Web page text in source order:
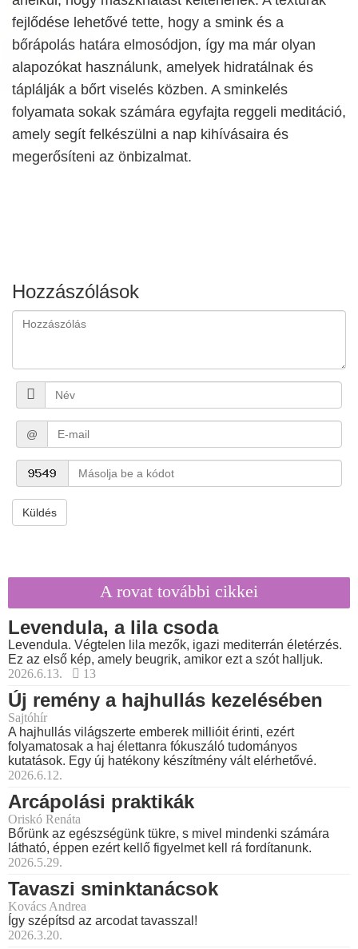
fejlődése lehetővé tette, hogy a smink és a
bőrápolás határa elmosódjon, így ma már olyan
alapozókat használunk, amelyek hidratálnak és
táplálják a bőrt viselés közben. A sminkelés
folyamata sokak számára egyfajta reggeli meditáció,
amely segít felkészülni a nap kihívásaira és
megerősíteni az önbizalmat.
Hozzászólások
@
Küldés
A rovat további cikkei
Levendula, a lila csoda
Levendula. Végtelen lila mezők, igazi mediterrán életérzés.
Ez az első kép, amely beugrik, amikor ezt a szót halljuk.
2026.6.13.
13
Új remény a hajhullás kezelésében
Sajtóhír
A hajhullás világszerte emberek millióit érinti, ezért
folyamatosak a haj élettanra fókuszáló tudományos
kutatások. Egy új hatékony készítmény vált elérhetővé.
2026.6.12.
Arcápolási praktikák
Oriskó Renáta
Bőrünk az egészségünk tükre, s mivel mindenki számára
látható, éppen ezért kellő figyelmet kell rá fordítanunk.
2026.5.29.
Tavaszi sminktanácsok
Kovács Andrea
Így szépítsd az arcodat tavasszal!
2026.3.20.